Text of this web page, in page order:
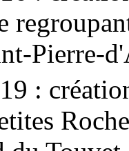
Pierre-
: